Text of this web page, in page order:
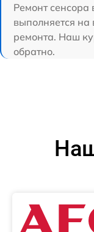
Ремонт
выполняется на
ремонта. Наш
обратно.